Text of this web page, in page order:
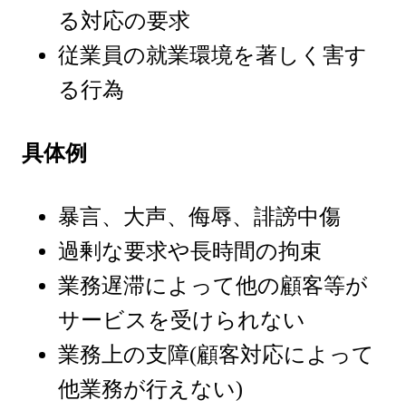
る対応の要求
従業員の就業環境を著しく害す
る行為
具体例
暴言、大声、侮辱、誹謗中傷
過剰な要求や長時間の拘束
業務遅滞によって他の顧客等が
サービスを受けられない
業務上の支障(顧客対応によって
他業務が行えない)